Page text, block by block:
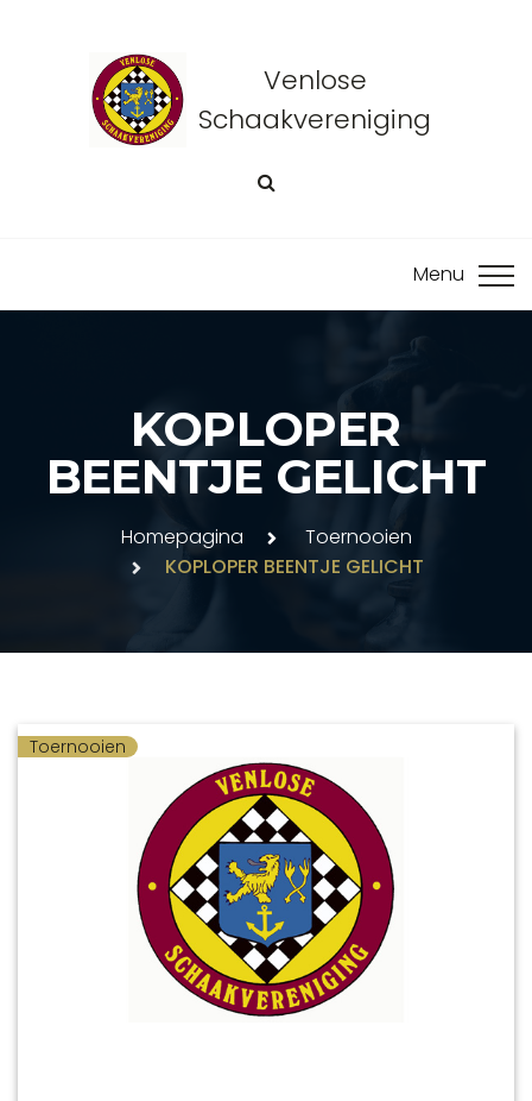
Venlose
Schaakvereniging
KOPLOPER
BEENTJE GELICHT
Homepagina
Toernooien
KOPLOPER BEENTJE GELICHT
Toernooien